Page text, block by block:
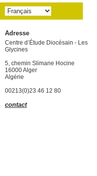
Adresse
Centre d’Étude Diocésain - Les
Glycines
5, chemin Slimane Hocine
16000 Alger
Algérie
00213(0)23 46 12 80
contact